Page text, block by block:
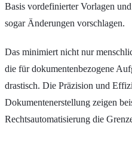
Basis vordefinierter Vorlagen
sogar Änderungen vorschlagen.
Das minimiert nicht nur
die für dokumentenbezogene
drastisch. Die Präzision und
Dokumentenerstellung zeigen
Rechtsautomatisierung die